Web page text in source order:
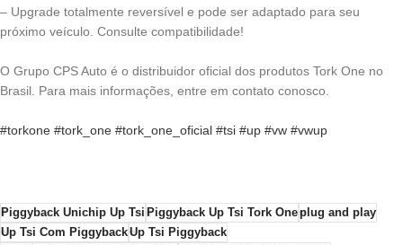
– Upgrade totalmente reversível e pode ser adaptado para seu
próximo veículo. Consulte compatibilidade!
O Grupo CPS Auto é o distribuidor oficial dos produtos Tork One no
Brasil. Para mais informações, entre em contato conosco.
#torkone #tork_one #tork_one_oficial #tsi #up #vw #vwup
Piggyback Unichip Up Tsi Piggyback Up Tsi Tork Oneplug and play
Up Tsi Com PiggybackUp Tsi Piggyback